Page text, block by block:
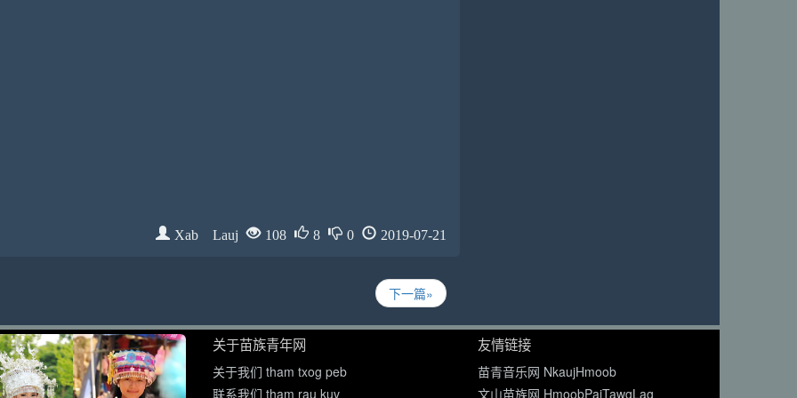
Xab Lauj 108 8 0 2019-07-21
下一篇»
关于苗族青年网
关于我们 tham txog peb
联系我们 tham rau kuv
友情链接
苗青音乐网 NkaujHmoob
文山苗族网 HmoobPajTawgLag